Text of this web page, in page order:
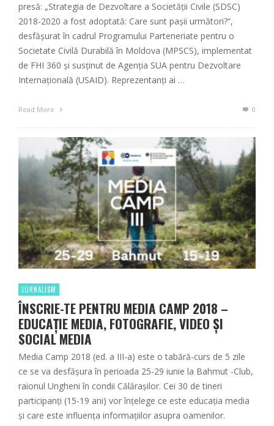
presă: „Strategia de Dezvoltare a Societății Civile (SDSC)
2018-2020 a fost adoptată: Care sunt pașii următori?“,
desfășurat în cadrul Programului Parteneriate pentru o
Societate Civilă Durabilă în Moldova (MPSCS), implementat
de FHI 360 și susținut de Agenția SUA pentru Dezvoltare
Internațională (USAID). Reprezentanți ai …
Read More 0
JURNALISM
ÎNSCRIE-TE PENTRU MEDIA CAMP 2018 –
EDUCAȚIE MEDIA, FOTOGRAFIE, VIDEO ȘI
SOCIAL MEDIA
Media Camp 2018 (ed. a III-a) este o tabără-curs de 5 zile
ce se va desfăşura în perioada 25-29 iunie la Bahmut -Club,
raionul Ungheni în condii Călăraşilor. Cei 30 de tineri
participanți (15-19 ani) vor înțelege ce este educația media
și care este influența informațiilor asupra oamenilor.